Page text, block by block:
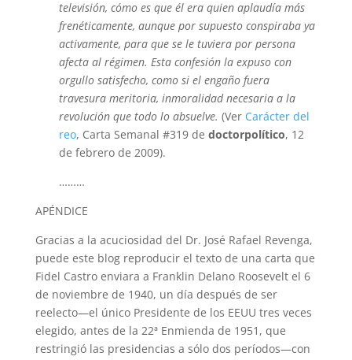
televisión, cómo es que él era quien aplaudía más
frenéticamente, aunque por supuesto conspiraba ya
activamente, para que se le tuviera por persona
afecta al régimen. Esta confesión la expuso con
orgullo satisfecho, como si el engaño fuera
travesura meritoria, inmoralidad necesaria a la
revolución que todo lo absuelve. (VerCarácter del
reo, Carta Semanal #319 de doctorpolítico, 12
de febrero de 2009).
………
APÉNDICE
Gracias a la acuciosidad del Dr. José Rafael Revenga,
puede este blog reproducir el texto de una carta que
Fidel Castro enviara a Franklin Delano Roosevelt el 6
de noviembre de 1940, un día después de ser
reelecto—el único Presidente de los EEUU tres veces
elegido, antes de la 22ª Enmienda de 1951, que
restringió las presidencias a sólo dos períodos—con